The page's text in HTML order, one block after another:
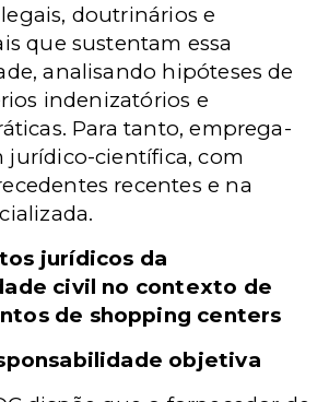
doutrinários e
que sustentam essa
analisando hipóteses de
indenizatórios e
Para tanto, emprega-
jurídico-científica, com
recentes e na
jurídicos da
civil no contexto de
de shopping centers
objetiva